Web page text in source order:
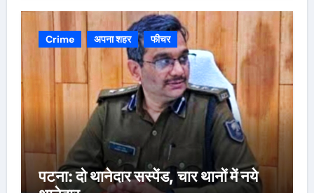
Crime अपना शहर फीचर
पटना: दो थानेदार सस्पेंड, चार थानों में नये